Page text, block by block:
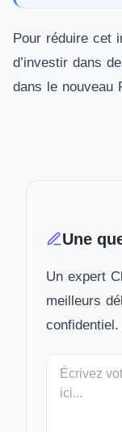
Pour réduire cet
d’investir dans
dans le nouveau
Une
Un expert
meilleurs
confidentiel.
Votre
message